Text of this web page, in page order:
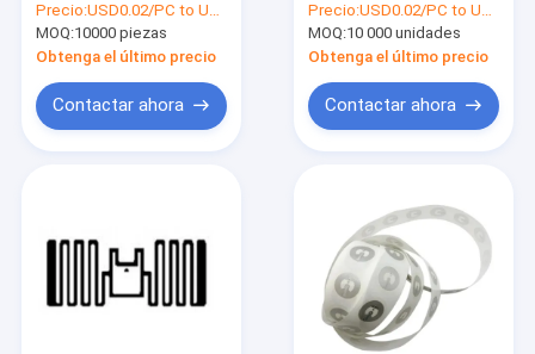
doble cara, etiqueta
de biblioteca,
etiqueta de libro UHF
Precio:USD0.02/PC to USD0.05/PC
MOQ:10000 piezas
Obtenga el último precio
Contactar ahora
etiqueta de ropa UHF
RFID etiqueta de
cuidado de lavado
etiqueta, etiqueta de
cuidado RFID
Precio:USD0.02/PC to USD0.05/PC
MOQ:10 000 unidades
Obtenga el último precio
Contactar ahora